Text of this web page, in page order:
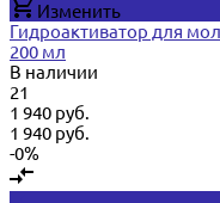
Изменить
Гидроактиватор для
200 мл
В наличии
21
1 940 руб.
1 940 руб.
-0%